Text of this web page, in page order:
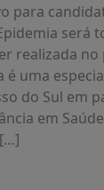
para
será
realizada no
é uma
do Sul em
em